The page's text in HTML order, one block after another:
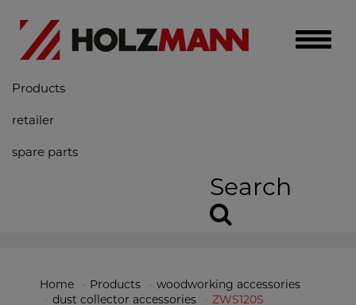
Toggle
Products
retailer
spare parts
Search
Home Products
woodworking accessories
dust collector accessories
ZWS120S